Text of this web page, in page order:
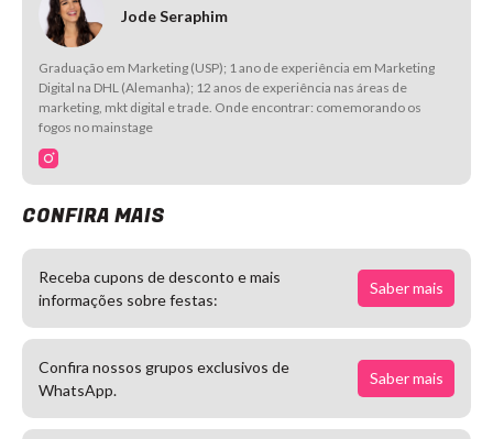
Jode Seraphim
Graduação em Marketing (USP); 1 ano de experiência em Marketing
Digital na DHL (Alemanha); 12 anos de experiência nas áreas de
marketing, mkt digital e trade. Onde encontrar: comemorando os
fogos no mainstage
CONFIRA MAIS
Receba cupons de desconto e mais
informações sobre festas:
Saber mais
Confira nossos grupos exclusivos de
WhatsApp.
Saber mais